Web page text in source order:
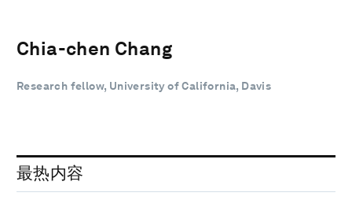
Chia-chen Chang
Research fellow, University of California, Davis
最热内容